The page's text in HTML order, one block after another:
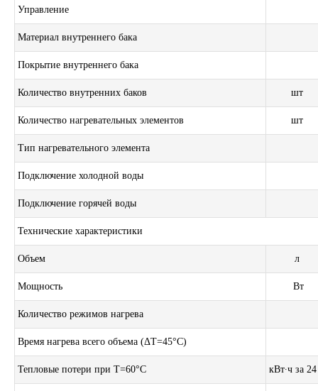
Управление
Материал внутреннего бака
Покрытие внутреннего бака
Количество внутренних баков шт
Количество нагревательных элементов шт
Тип нагревательного элемента
Подключение холодной воды
Подключение горячей воды
Технические характеристики
Объем л
Мощность Вт
Количество режимов нагрева
Время нагрева всего объема (ΔT=45°С)
Тепловые потери при T=60°С кВт∙ч за